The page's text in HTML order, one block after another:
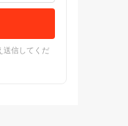
送信してくだ